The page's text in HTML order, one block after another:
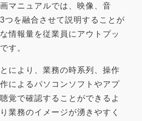
マニュアルでは、映像、音
つを融合させて説明することが
情報量を従業員にアウトプッ
す。
により、業務の時系列、操作
によるパソコンソフトやアプ
覚で確認することができるよ
業務のイメージが湧きやすく